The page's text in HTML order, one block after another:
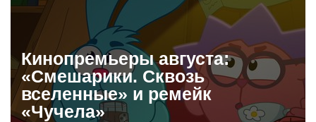
Кинопремьеры августа:
«Смешарики. Сквозь
вселенные» и ремейк
«Чучела»